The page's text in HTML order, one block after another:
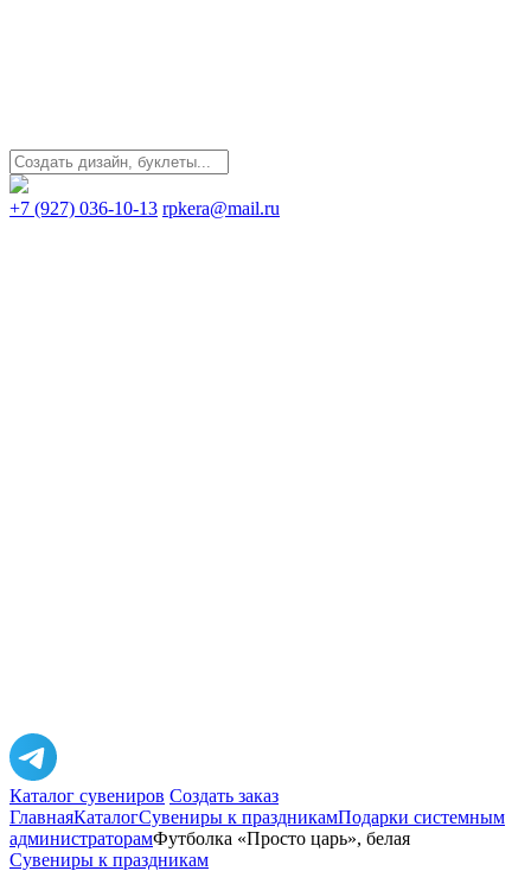
+7 (927) 036-10-13 rpkera@mail.ru
Каталог сувениров Создать заказ
ГлавнаяКаталогСувениры к праздникамПодарки системным
администраторамФутболка «Просто царь», белая
Сувениры к праздникам